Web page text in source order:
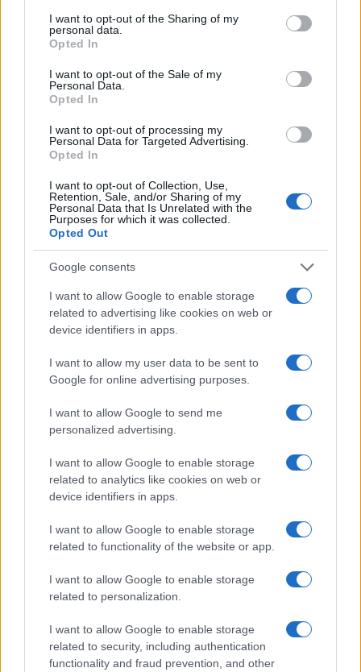
not limited to your visit or usage behaviour. You may click to
grant or deny consent to Google and its third-party tags to
use your data for below specified purposes in below Google
consent section.
I want to opt-out of the Sharing of my
personal data.
Opted In
I want to opt-out of the Sale of my
Personal Data.
Opted In
I want to opt-out of processing my
Personal Data for Targeted Advertising.
Opted In
I want to opt-out of Collection, Use,
Retention, Sale, and/or Sharing of my
Personal Data that Is Unrelated with the
Purposes for which it was collected.
Opted Out
Google consents
I want to allow Google to enable storage
related to advertising like cookies on web or
device identifiers in apps.
I want to allow my user data to be sent to
Google for online advertising purposes.
I want to allow Google to send me
personalized advertising.
I want to allow Google to enable storage
related to analytics like cookies on web or
device identifiers in apps.
I want to allow Google to enable storage
related to functionality of the website or app.
I want to allow Google to enable storage
related to personalization.
I want to allow Google to enable storage
related to security, including authentication
functionality and fraud prevention, and other
Milano-Sanremo grandi firme: annunciati
i campioni iscritti
Sabato 20 marzo si corre la Classicissima di Primavera sul
percorso tradizionale tranne che per l’esclusione del Passo
del Turchino (bloccato per…
Redazione Sport Magazine · 17 Mar 2021
ALTRI SPORT
Nibali: “Appena possibile mi vaccinerò”
"Ho fatto 15 tamponi nell'ultimo mese e vivo in simbiosi con i
miei compagni".
Redazione Sport Magazine · 6 Mar 2021
ALTRI SPORT